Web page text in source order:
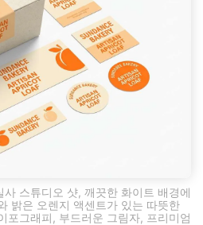
스튜디오 샷, 깨끗한 화이트 배경에
밝은 오렌지 액센트가 있는 따뜻한
포그래피, 부드러운 그림자, 프리미엄